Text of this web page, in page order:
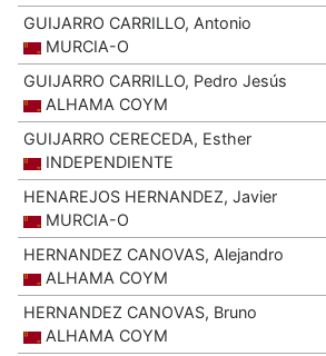
GUIJARRO CARRILLO, Antonio
MURCIA-O
GUIJARRO CARRILLO, Pedro Jesús
ALHAMA COYM
GUIJARRO CERECEDA, Esther
INDEPENDIENTE
HENAREJOS HERNANDEZ, Javier
MURCIA-O
HERNANDEZ CANOVAS, Alejandro
ALHAMA COYM
HERNANDEZ CANOVAS, Bruno
ALHAMA COYM